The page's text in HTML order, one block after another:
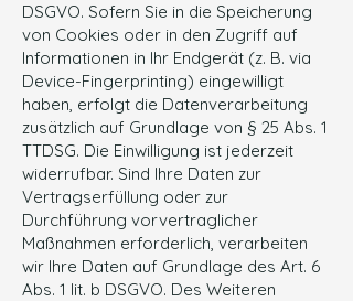
DSGVO. Sofern Sie in die Speicherung
von Cookies oder in den Zugriff auf
Informationen in Ihr Endgerät (z. B. via
Device-Fingerprinting) eingewilligt
haben, erfolgt die Datenverarbeitung
zusätzlich auf Grundlage von § 25 Abs. 1
TTDSG. Die Einwilligung ist jederzeit
widerrufbar. Sind Ihre Daten zur
Vertragserfüllung oder zur
Durchführung vorvertraglicher
Maßnahmen erforderlich, verarbeiten
wir Ihre Daten auf Grundlage des Art. 6
Abs. 1 lit. b DSGVO. Des Weiteren